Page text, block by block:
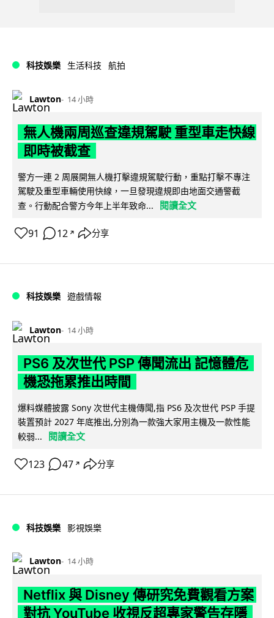
科技娛樂 生活科技 航拍
Lawton 14 小時
無人機兩周巡查違規駕駛 重型車走快線
即時被截查
警方一連 2 周展開無人機打擊違規駕駛行動，重點打擊不專注
駕駛及重型車輛使用快線，一旦發現違規即由地面交通警截
查。行動配合警方今年上半年致命...
閱讀全文
91 12 ↗ 分享
科技娛樂 遊戲情報
Lawton 14 小時
PS6 及次世代 PSP 傳聞流出 記憶體危
機恐拖累推出時間
爆料媒體披露 Sony 次世代主機傳聞,指 PS6 及次世代 PSP 手提
裝置預計 2027 年底推出,分別為一款強大家用主機及一款性能
較弱...
閱讀全文
123 47 ↗ 分享
科技娛樂 影視娛樂
Lawton 14 小時
Netflix 與 Disney 傳研究免費觀看方案
對抗 YouTube 收視反超專家警告存隱